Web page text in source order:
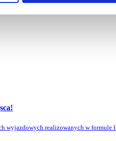
realizowanych w formule